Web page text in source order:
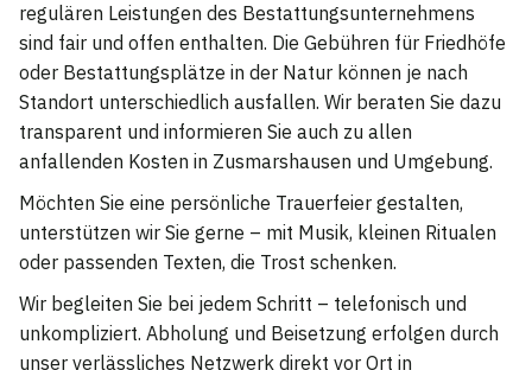
regulären Leistungen des Bestattungsunternehmens
sind fair und offen enthalten. Die Gebühren für Friedhöfe
oder Bestattungsplätze in der Natur können je nach
Standort unterschiedlich ausfallen. Wir beraten Sie dazu
transparent und informieren Sie auch zu allen
anfallenden Kosten in Zusmarshausen und Umgebung.
Möchten Sie eine persönliche Trauerfeier gestalten,
unterstützen wir Sie gerne – mit Musik, kleinen Ritualen
oder passenden Texten, die Trost schenken.
Wir begleiten Sie bei jedem Schritt – telefonisch und
unkompliziert. Abholung und Beisetzung erfolgen durch
unser verlässliches Netzwerk direkt vor Ort in